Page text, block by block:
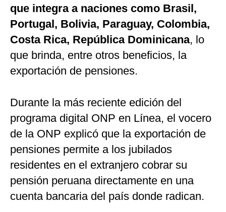
que integra a naciones como Brasil,
Portugal, Bolivia, Paraguay, Colombia,
Costa Rica, República Dominicana, lo
que brinda, entre otros beneficios, la
exportación de pensiones.
Durante la más reciente edición del
programa digital ONP en Línea, el vocero
de la ONP explicó que la exportación de
pensiones permite a los jubilados
residentes en el extranjero cobrar su
pensión peruana directamente en una
cuenta bancaria del país donde radican.